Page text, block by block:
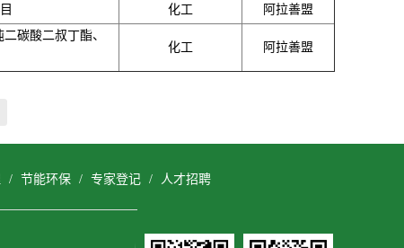
化工 阿拉善盟
碳酸二叔丁酯、
化工 阿拉善盟
/ 节能环保 / 专家登记 / 人才招聘